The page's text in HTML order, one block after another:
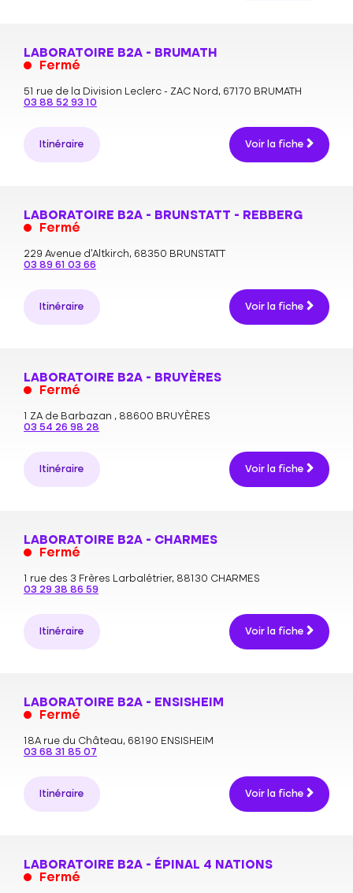
LABORATOIRE B2A - BRUMATH
Fermé
51 rue de la Division Leclerc - ZAC Nord, 67170 BRUMATH
03 88 52 93 10
Itinéraire Voir la fiche
LABORATOIRE B2A - BRUNSTATT - REBBERG
Fermé
229 Avenue d'Altkirch, 68350 BRUNSTATT
03 89 61 03 66
Itinéraire Voir la fiche
LABORATOIRE B2A - BRUYÈRES
Fermé
1 ZA de Barbazan , 88600 BRUYÈRES
03 54 26 98 28
Itinéraire Voir la fiche
LABORATOIRE B2A - CHARMES
Fermé
1 rue des 3 Frères Larbalétrier, 88130 CHARMES
03 29 38 86 59
Itinéraire Voir la fiche
LABORATOIRE B2A - ENSISHEIM
Fermé
18A rue du Château, 68190 ENSISHEIM
03 68 31 85 07
Itinéraire Voir la fiche
LABORATOIRE B2A - ÉPINAL 4 NATIONS
Fermé